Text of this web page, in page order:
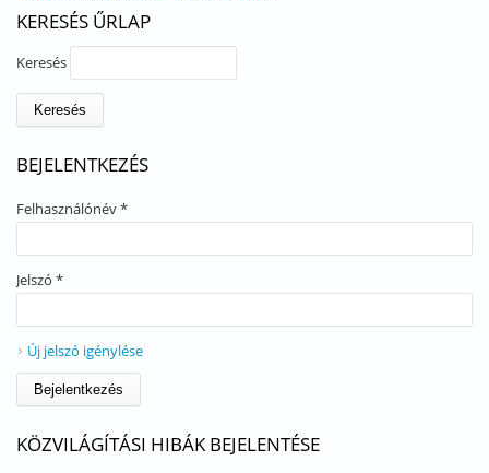
KERESÉS ŰRLAP
Keresés
BEJELENTKEZÉS
Felhasználónév*
Jelszó *
Új jelszó igénylése
KÖZVILÁGÍTÁSI HIBÁK BEJELENTÉSE